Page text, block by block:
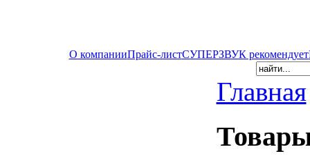
О компанииПрайс-листСУПЕРЗВУК рекомендует
Главная